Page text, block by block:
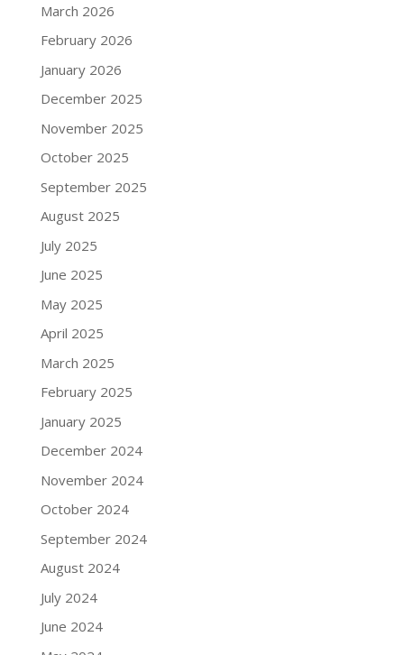
March 2026
February 2026
January 2026
December 2025
November 2025
October 2025
September 2025
August 2025
July 2025
June 2025
May 2025
April 2025
March 2025
February 2025
January 2025
December 2024
November 2024
October 2024
September 2024
August 2024
July 2024
June 2024